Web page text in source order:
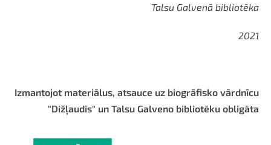
Talsu Galvenā bibliotēka
2021
Izmantojot materiālus, atsauce uz biogrāfisko vārdnīcu
"Dižļaudis" un Talsu Galveno bibliotēku obligāta